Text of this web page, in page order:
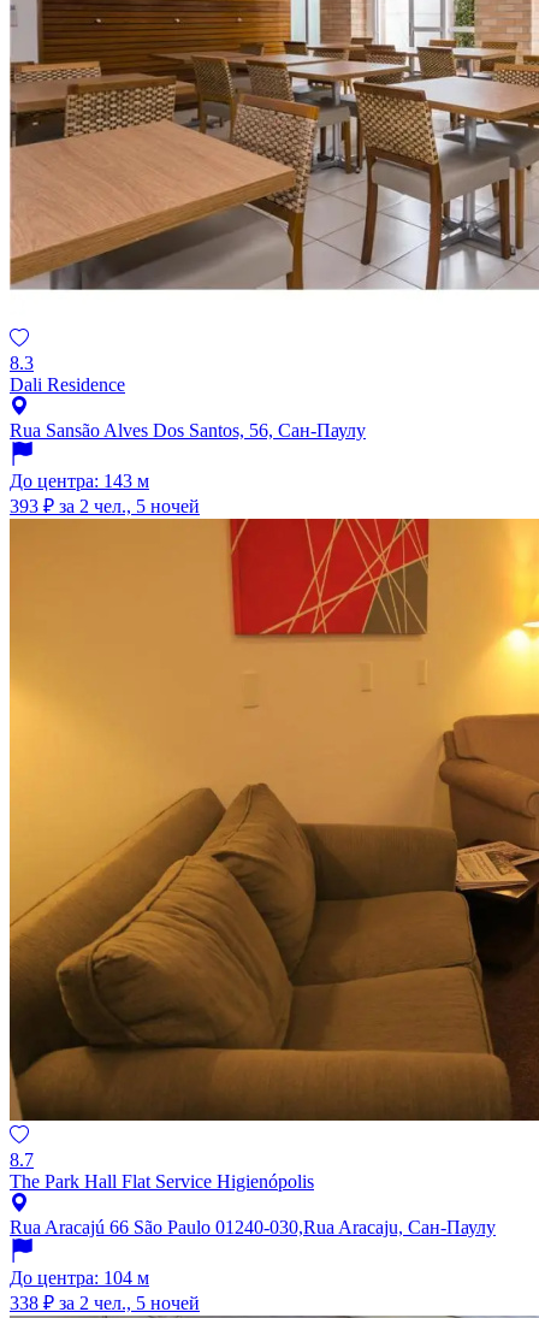
8.3
Dali Residence
Rua Sansão Alves Dos Santos, 56, Сан-Паулу
До центра: 143 м
393 ₽ за 2 чел., 5 ночей
8.7
The Park Hall Flat Service Higienópolis
Rua Aracajú 66 São Paulo 01240-030,Rua Aracaju, Сан-Паулу
До центра: 104 м
338 ₽ за 2 чел., 5 ночей